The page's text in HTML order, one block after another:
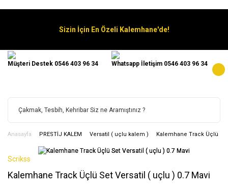
Sizin İçin En Özeli Kalemhane'de!
Müşteri Destek 0546 403 96 34 Whatsapp İletişim 0546 403 96 34
Anasayfa PRESTİJ KALEM Versatil ( uçlu kalem ) Kalemhane Track Üçlü
Scrikss
Kalemhane Track Üçlü Set Versatil ( uçlu ) 0.7 Mavi